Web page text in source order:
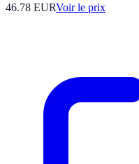
46.78 EURVoir le prix